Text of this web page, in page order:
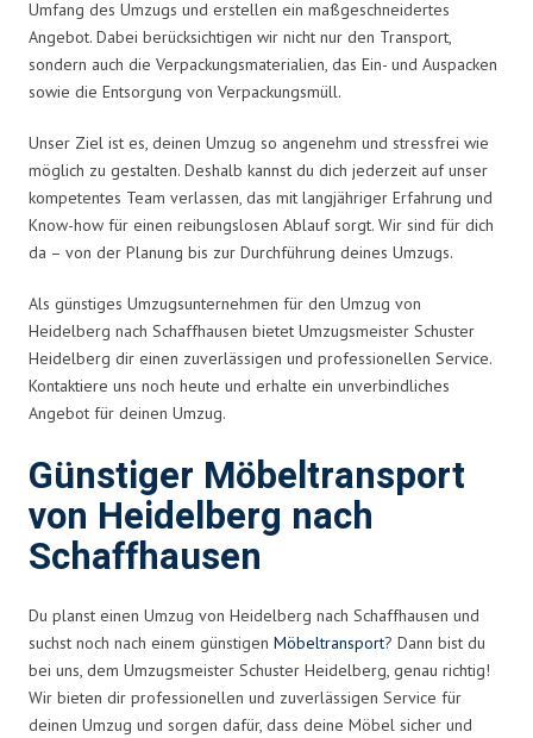
Umfang des Umzugs und erstellen ein maßgeschneidertes
Angebot. Dabei berücksichtigen wir nicht nur den Transport,
sondern auch die Verpackungsmaterialien, das Ein- und Auspacken
sowie die Entsorgung von Verpackungsmüll.
Unser Ziel ist es, deinen Umzug so angenehm und stressfrei wie
möglich zu gestalten. Deshalb kannst du dich jederzeit auf unser
kompetentes Team verlassen, das mit langjähriger Erfahrung und
Know-how für einen reibungslosen Ablauf sorgt. Wir sind für dich
da – von der Planung bis zur Durchführung deines Umzugs.
Als günstiges Umzugsunternehmen für den Umzug von
Heidelberg nach Schaffhausen bietet Umzugsmeister Schuster
Heidelberg dir einen zuverlässigen und professionellen Service.
Kontaktiere uns noch heute und erhalte ein unverbindliches
Angebot für deinen Umzug.
Günstiger Möbeltransport
von Heidelberg nach
Schaffhausen
Du planst einen Umzug von Heidelberg nach Schaffhausen und
suchst noch nach einem günstigen Möbeltransport? Dann bist du
bei uns, dem Umzugsmeister Schuster Heidelberg, genau richtig!
Wir bieten dir professionellen und zuverlässigen Service für
deinen Umzug und sorgen dafür, dass deine Möbel sicher und